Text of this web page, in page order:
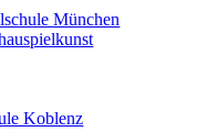
München
Koblenz